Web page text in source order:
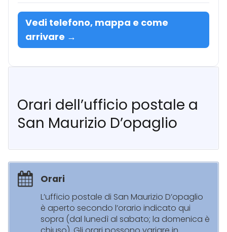
Vedi telefono, mappa e come
arrivare →
Orari dell’ufficio postale a
San Maurizio D’opaglio
Orari
L’ufficio postale di San Maurizio D’opaglio
è aperto secondo l’orario indicato qui
sopra (dal lunedì al sabato; la domenica è